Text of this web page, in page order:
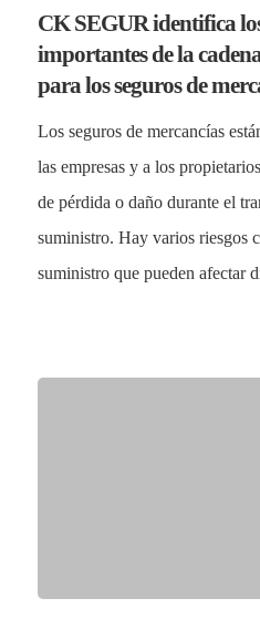
CK SEGUR identifica
importantes de la
para los seguros de
Los seguros de mercancías
las empresas y a los
de pérdida o daño durante el
suministro. Hay varios riesgos
suministro que pueden afectar